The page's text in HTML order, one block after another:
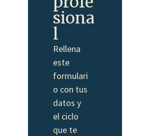
siona
l
Rellena
este
formulari
o con tus
datos y
el ciclo
que te